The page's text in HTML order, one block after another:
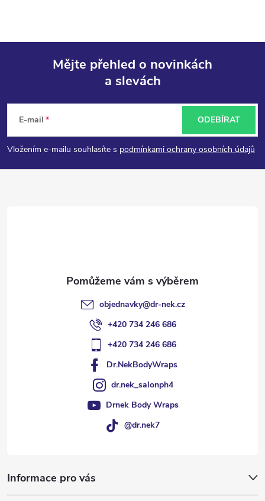
p
Mějte přehled o novinkách
a slevách
E-mail
Vložením e-mailu souhlasíte s podmínkami ochrany osobních údajů
ODEBÍRAT
objednavky@dr-nek.cz
+420 734 246 686
+420 734 246 686
Dr.NekBodyWraps
dr.nek_salonph4
Drnek Body Wraps
@dr.nek7
Informace pro vás